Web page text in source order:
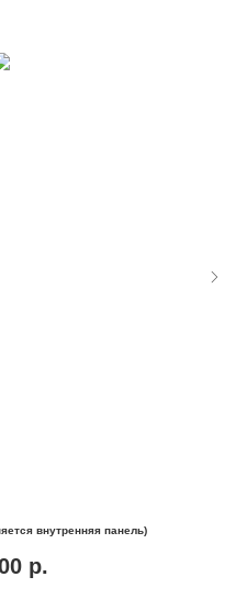
внутренняя панель)
р.